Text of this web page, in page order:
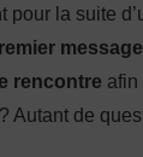
pour la suite
rencontre afin
Autant de